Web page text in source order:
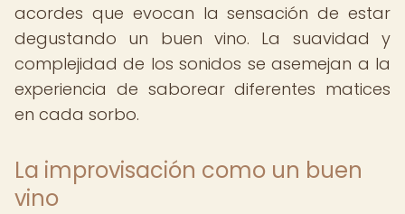
acordes que evocan la sensación de estar
degustando un buen vino. La suavidad y
complejidad de los sonidos se asemejan a la
experiencia de saborear diferentes matices
en cada sorbo.
La improvisación como un buen
vino